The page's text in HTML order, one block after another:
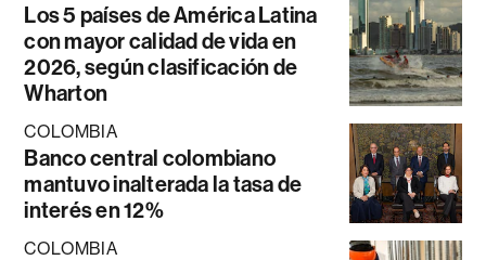
Los 5 países de América Latina
con mayor calidad de vida en
2026, según clasificación de
Wharton
COLOMBIA
Banco central colombiano
mantuvo inalterada la tasa de
interés en 12%
COLOMBIA